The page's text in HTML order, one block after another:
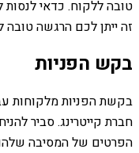
טובה ללקוח. כדאי לנסות
זה ייתן לכם הרגשה טובה
בקש הפניות
בקשת הפניות מלקוחות
חברת קייטרינג. סביר
הפרטים של המסיבה שלהם,